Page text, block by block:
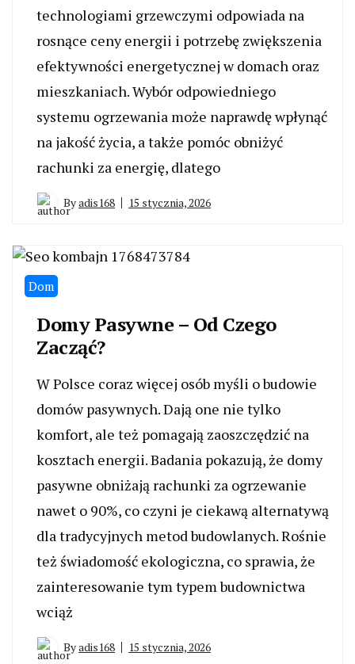
technologiami grzewczymi odpowiada na
rosnące ceny energii i potrzebę zwiększenia
efektywności energetycznej w domach oraz
mieszkaniach. Wybór odpowiedniego
systemu ogrzewania może naprawdę wpłynąć
na jakość życia, a także pomóc obniżyć
rachunki za energię, dlatego
Byadis168 15 stycznia, 2026
Dom
Domy Pasywne – Od Czego
Zacząć?
W Polsce coraz więcej osób myśli o budowie
domów pasywnych. Dają one nie tylko
komfort, ale też pomagają zaoszczędzić na
kosztach energii. Badania pokazują, że domy
pasywne obniżają rachunki za ogrzewanie
nawet o 90%, co czyni je ciekawą alternatywą
dla tradycyjnych metod budowlanych. Rośnie
też świadomość ekologiczna, co sprawia, że
zainteresowanie tym typem budownictwa
wciąż
Byadis168 15 stycznia, 2026